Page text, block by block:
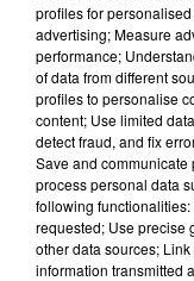
profiles for
advertising; Measure
performance;
of data from different
profiles to personalise
content; Use limited
detect fraud, and fix
Save and
process personal data
following
requested; Use precise
other data sources;
information transmitted